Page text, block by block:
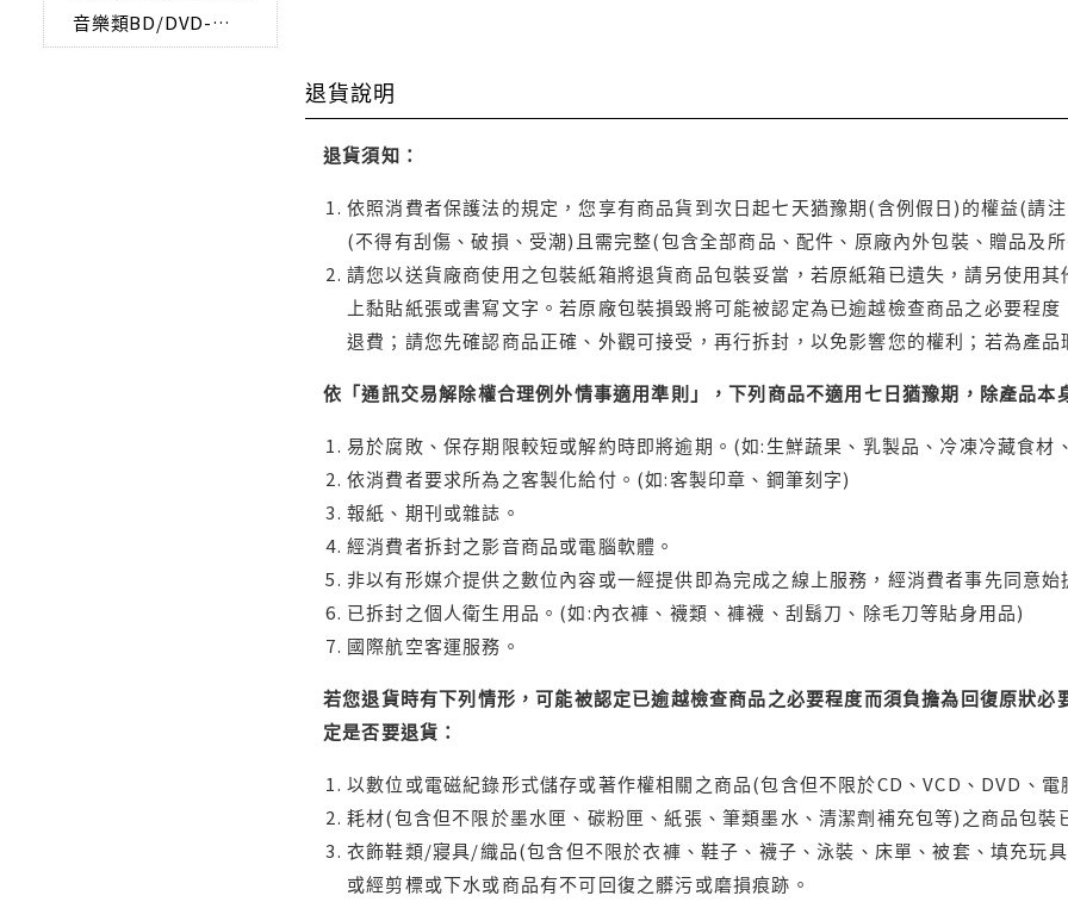
音樂類BD/DVD-AUDIO
退貨說明
退貨須知：
依照消費者保護法的規定，您享有商品貨到次日起七天猶豫期(含例假日)的權益(請
(不得有刮傷、破損、受潮)且需完整(包含全部商品、配件、原廠內外包裝、贈品及
請您以送貨廠商使用之包裝紙箱將退貨商品包裝妥當，若原紙箱已遺失，請另使用
上黏貼紙張或書寫文字。若原廠包裝損毀將可能被認定為已逾越檢查商品之必要程
退費；請您先確認商品正確、外觀可接受，再行拆封，以免影響您的權利；若為產
依「通訊交易解除權合理例外情事適用準則」，下列商品不適用七日猶豫期，除產品本
易於腐敗、保存期限較短或解約時即將逾期。(如:生鮮蔬果、乳製品、冷凍冷藏食材
依消費者要求所為之客製化給付。(如:客製印章、鋼筆刻字)
報紙、期刊或雜誌。
經消費者拆封之影音商品或電腦軟體。
非以有形媒介提供之數位內容或一經提供即為完成之線上服務，經消費者事先同意
已拆封之個人衛生用品。(如:內衣褲、襪類、褲襪、刮鬍刀、除毛刀等貼身用品)
國際航空客運服務。
若您退貨時有下列情形，可能被認定已逾越檢查商品之必要程度而須負擔為回復原狀
定是否要退貨：
以數位或電磁紀錄形式儲存或著作權相關之商品(包含但不限於CD、VCD、DVD、
耗材(包含但不限於墨水匣、碳粉匣、紙張、筆類墨水、清潔劑補充包等)之商品包
衣飾鞋類/寢具/織品(包含但不限於衣褲、鞋子、襪子、泳裝、床單、被套、填充玩
或經剪標或下水或商品有不可回復之髒污或磨損痕跡。